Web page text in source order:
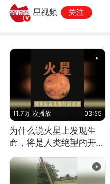
星视频 关注
11.7万 次播放 03:55
为什么说火星上发现生
命，将是人类绝望的开
始？